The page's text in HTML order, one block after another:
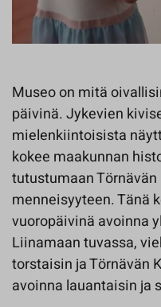
Museo on mitä
päivinä. Jykevien
mielenkiintoisista
kokee maakunnan
tutustumaan
menneisyyteen. Tänä
vuoropäivinä avoinna
Liinamaan tuvassa,
torstaisin ja Törnävän
avoinna lauantaisin ja